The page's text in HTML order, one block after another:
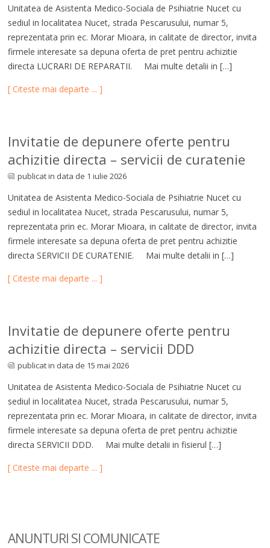
Unitatea de Asistenta Medico-Sociala de Psihiatrie Nucet cu
sediul in localitatea Nucet, strada Pescarusului, numar 5,
reprezentata prin ec. Morar Mioara, in calitate de director, invita
firmele interesate sa depuna oferta de pret pentru achizitie
directa LUCRARI DE REPARATII. Mai multe detalii in […]
[ Citeste mai departe ... ]
Invitatie de depunere oferte pentru
achizitie directa – servicii de curatenie
publicat in data de 1 iulie 2026
Unitatea de Asistenta Medico-Sociala de Psihiatrie Nucet cu
sediul in localitatea Nucet, strada Pescarusului, numar 5,
reprezentata prin ec. Morar Mioara, in calitate de director, invita
firmele interesate sa depuna oferta de pret pentru achizitie
directa SERVICII DE CURATENIE. Mai multe detalii in […]
[ Citeste mai departe ... ]
Invitatie de depunere oferte pentru
achizitie directa – servicii DDD
publicat in data de 15 mai 2026
Unitatea de Asistenta Medico-Sociala de Psihiatrie Nucet cu
sediul in localitatea Nucet, strada Pescarusului, numar 5,
reprezentata prin ec. Morar Mioara, in calitate de director, invita
firmele interesate sa depuna oferta de pret pentru achizitie
directa SERVICII DDD. Mai multe detalii in fisierul […]
[ Citeste mai departe ... ]
ANUNTURI SI COMUNICATE